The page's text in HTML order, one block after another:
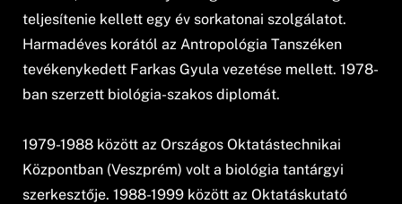
teljesítenie kellett egy év sorkatonai szolgálatot.
Harmadéves korától az Antropológia Tanszéken
tevékenykedett Farkas Gyula vezetése mellett. 1978-
ban szerzett biológia-szakos diplomát.
1979-1988 között az Országos Oktatástechnikai
Központban (Veszprém) volt a biológia tantárgyi
szerkesztője. 1988-1999 között az Oktatáskutató